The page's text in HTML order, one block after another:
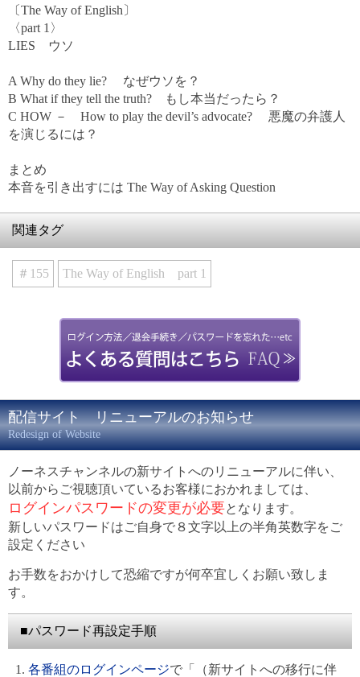
〔The Way of English〕
〈part 1〉
LIES ウソ
A Why do they lie? なぜウソを？
B What if they tell the truth? もし本当だったら？
C HOW － How to play the devil’s advocate? 悪魔の弁護人
を演じるには？
まとめ
本音を引き出すには The Way of Asking Question
関連タグ
＃155 The Way of English part 1
配信サイト リニューアルのお知らせ
Redesign of Website
ノーネスチャンネルの新サイトへのリニューアルに伴い、
以前からご視聴頂いているお客様におかれましては、
ログインパスワードの変更が必要となります。
新しいパスワードはご自身で８文字以上の半角英数字をご
設定ください
お手数をおかけして恐縮ですが何卒宜しくお願い致しま
す。
■パスワード再設定手順
各番組のログインページで「（新サイトへの移行に伴